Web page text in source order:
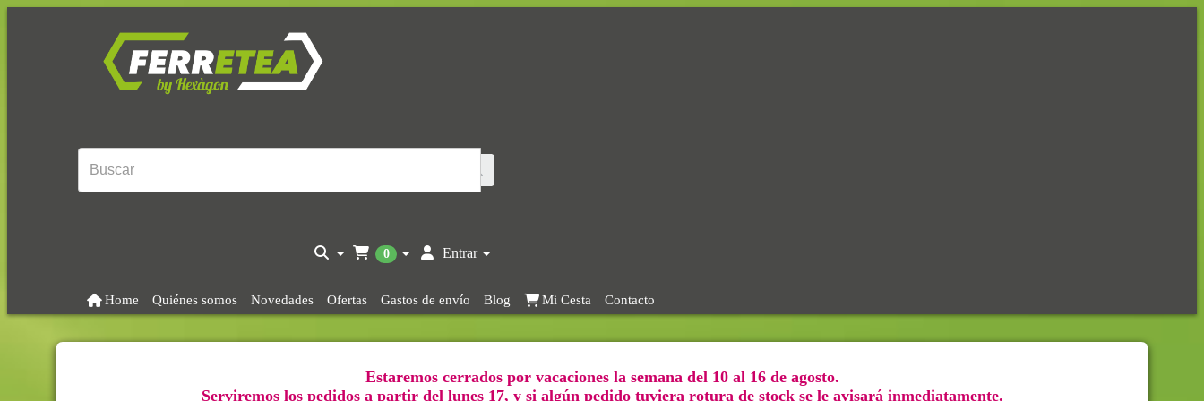
0 Entrar
Home Quiénes somos Novedades Ofertas Gastos de envío Blog Mi Cesta Contacto
Estaremos cerrados por vacaciones la semana del 10 al 16 de agosto.
Serviremos los pedidos a partir del lunes 17, y si algún pedido tuviera rotura de stock se le avisará inmediatamente.